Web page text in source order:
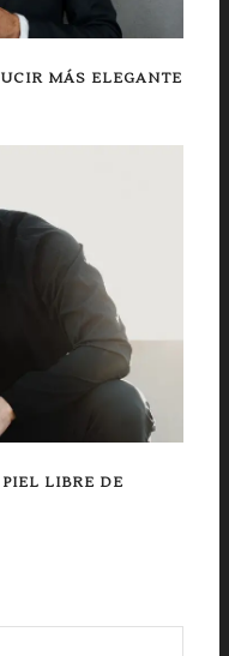
MÁS ELEGANTE
LIBRE DE